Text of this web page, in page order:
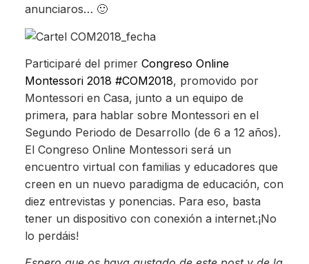
anunciaros… 🙂
Participaré del primer Congreso Online
Montessori 2018 #COM2018, promovido por
Montessori en Casa, junto a un equipo de
primera, para hablar sobre Montessori en el
Segundo Periodo de Desarrollo (de 6 a 12 años).
El Congreso Online Montessori será un
encuentro virtual con familias y educadores que
creen en un nuevo paradigma de educación, con
diez entrevistas y ponencias. Para eso, basta
tener un dispositivo con conexión a internet.¡No
lo perdáis!